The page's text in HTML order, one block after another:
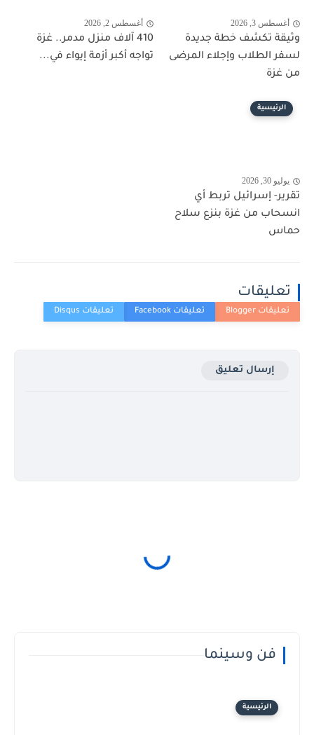
أغسطس 3, 2026
وثيقة تكشف خطة جديدة
لسفر الطلاب وإجلاء المرضى
من غزة
أغسطس 2, 2026
410 آلاف منزل مدمر.. غزة
تواجه أكبر أزمة إيواء في...
الرئيسية
يوليو 30, 2026
تقرير- إسرائيل تربط أي
انسحاب من غزة بنزع سلاح
حماس
تعليقات
إرسال تعليق
فن وسينما
الرئيسية